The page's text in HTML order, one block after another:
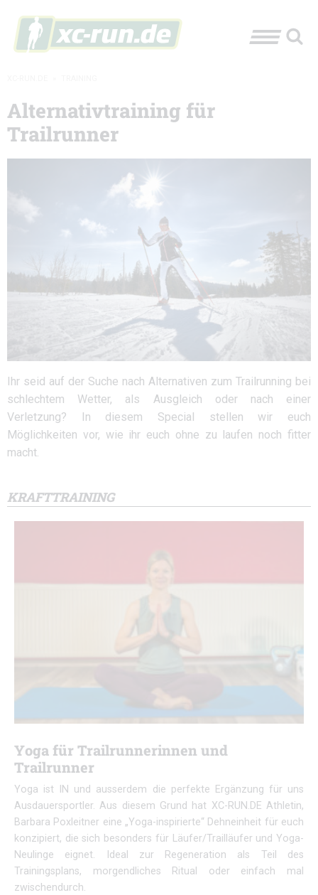
Alternativtraining für
Trailrunner
Ihr seid auf der Suche nach Alternativen zum Trailrunning bei
schlechtem Wetter, als Ausgleich oder nach einer
Verletzung? In diesem Special stellen wir euch
Möglichkeiten vor, wie ihr euch ohne zu laufen noch fitter
macht.
KRAFTTRAINING
Yoga für Trailrunnerinnen und
Trailrunner
Yoga ist IN und ausserdem die perfekte Ergänzung für uns
Ausdauersportler. Aus diesem Grund hat XC-RUN.DE Athletin,
Barbara Poxleitner eine „Yoga-inspirierte“ Dehneinheit für euch
konzipiert, die sich besonders für Läufer/Trailläufer und Yoga-
Neulinge eignet. Ideal zur Regeneration als Teil des
Trainingsplans, morgendliches Ritual oder einfach mal
zwischendurch.